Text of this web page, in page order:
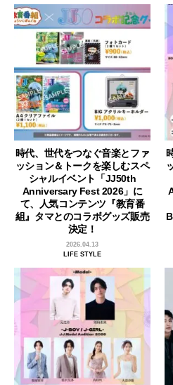
時代、世代をつなぐ音楽とファ
ッション＆トークを楽しむスペ
シャルイベント「JJ50th
Anniversary Fest 2026」に
て、人気コンテンツ『教育番
組』タマとのコラボグッズ販売
決定！
2026.04.13
LIFE STYLE